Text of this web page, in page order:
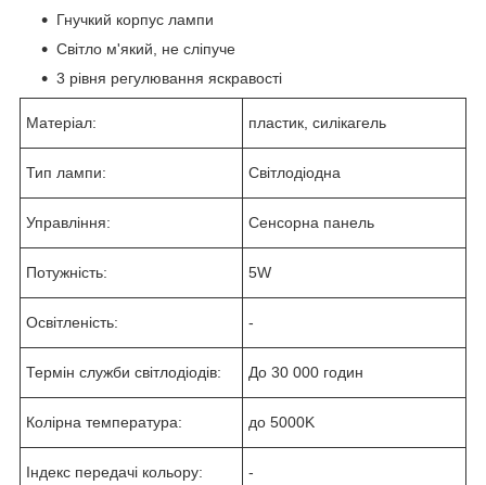
Гнучкий корпус лампи
Світло м'який, не сліпуче
3 рівня регулювання яскравості
Матеріал: пластик, силікагель
Тип лампи: Світлодіодна
Управління: Сенсорна панель
Потужність: 5W
Освітленість: -
Термін служби світлодіодів: До 30 000 годин
Колірна температура: до 5000K
Індекс передачі кольору: -